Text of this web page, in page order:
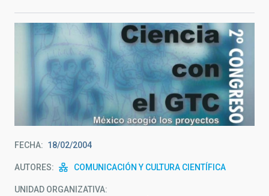
navegación
FECHA 18/02/2004
AUTORES COMUNICACIÓN Y CULTURA CIENTÍFICA
UNIDAD ORGANIZATIVA